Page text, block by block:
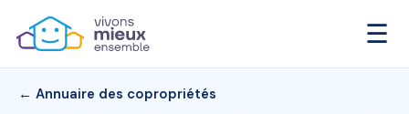
☰
← Annuaire des copropriétés